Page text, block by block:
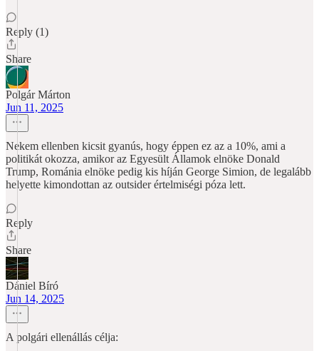
Reply (1)
Share
Polgár Márton
Jun 11, 2025
Nekem ellenben kicsit gyanús, hogy éppen ez az a 10%, ami a
politikát okozza, amikor az Egyesült Államok elnöke Donald
Trump, Románia elnöke pedig kis híján George Simion, de legalább
helyette kimondottan az outsider értelmiségi póza lett.
Reply
Share
Dániel Bíró
Jun 14, 2025
A polgári ellenállás célja: